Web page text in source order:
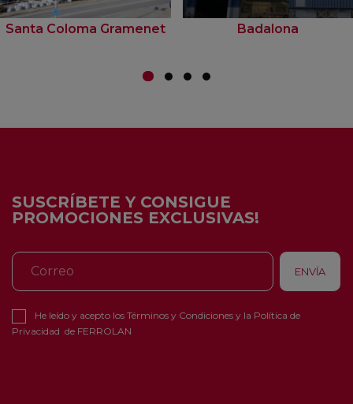
Santa Coloma Gramenet Badalona
SUSCRÍBETE Y CONSIGUE
PROMOCIONES EXCLUSIVAS!
He leído y acepto los Términos y Condiciones y la Política de
Privacidad de FERROLAN